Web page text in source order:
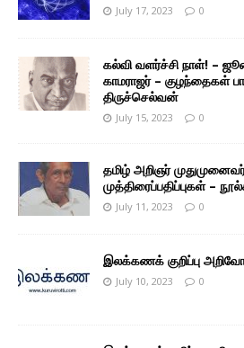
July 17, 2023 0
கல்வி வளர்ச்சி நாள்! –
காமராஜர் – குழந்தைகள்
திருச்செல்வன்
July 15, 2023 0
தமிழ் அறிஞர்
முத்திரைப்பதிப்புகள் –
July 11, 2023 0
இலக்கணக் குறிப்பு
July 10, 2023 0